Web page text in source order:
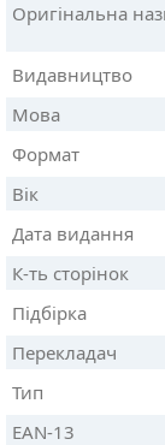
Оригінальна
Видавництво
Мова
Формат
Вік
Дата видання
К-ть сторінок
Підбірка
Перекладач
Тип
EAN-13